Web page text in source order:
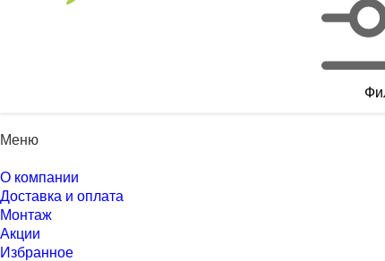
Меню
О компании
Доставка и оплата
Монтаж
Акции
Избранное